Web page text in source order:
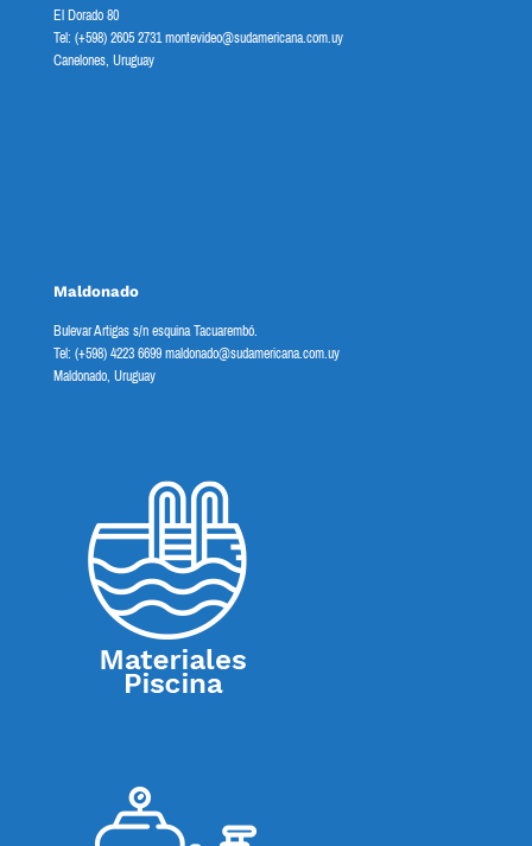
El Dorado 80
Tel: (+598) 2605 2731 montevideo@sudamericana.com.uy
Canelones, Uruguay
Maldonado
Bulevar Artigas s/n esquina Tacuarembó.
Tel: (+598) 4223 6699 maldonado@sudamericana.com.uy
Maldonado, Uruguay